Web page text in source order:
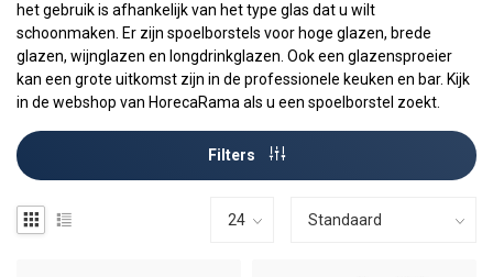
het gebruik is afhankelijk van het type glas dat u wilt
schoonmaken. Er zijn spoelborstels voor hoge glazen, brede
glazen, wijnglazen en longdrinkglazen. Ook een glazensproeier
kan een grote uitkomst zijn in de professionele keuken en bar. Kijk
in de webshop van HorecaRama als u een spoelborstel zoekt.
Filters